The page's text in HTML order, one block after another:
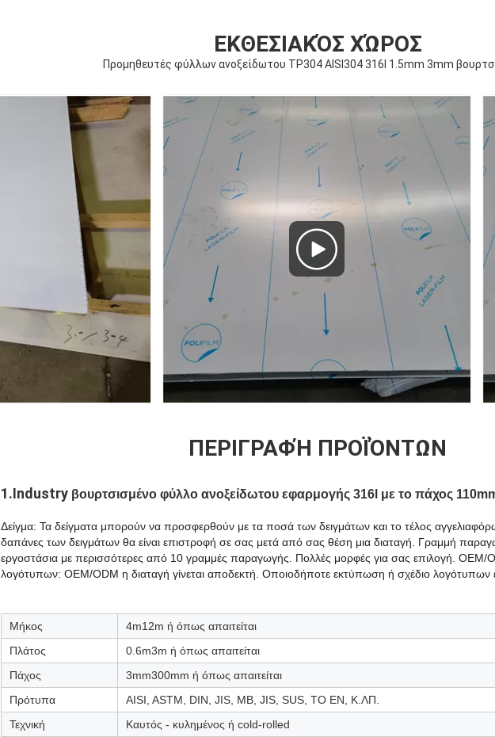
ΕΚΘΕΣΙΑΚΌΣ ΧΏΡΟΣ
Προμηθευτές φύλλων ανοξείδωτου TP304 AISI304 316l 1.5mm 3mm
ΠΕΡΙΓΡΑΦΉ ΠΡΟΪΌΝΤΩΝ
1.Industry βουρτσισμένο φύλλο ανοξείδωτου εφαρμογής 316l με το πάχος
Δείγμα: Τα δείγματα μπορούν να προσφερθούν με τα ποσά των δειγμάτων και το τέλος
δαπάνες των δειγμάτων θα είναι επιστροφή σε σας μετά από σας θέση μια διαταγή. Γραμμή
εργοστάσια με περισσότερες από 10 γραμμές παραγωγής. Πολλές μορφές για σας επιλογή. OEM/
λογότυπων: OEM/ODM η διαταγή γίνεται αποδεκτή. Οποιοδήποτε εκτύπωση ή σχέδιο λογότυπων
Μήκος
4m12m ή όπως απαιτείται
Πλάτος
0.6m3m ή όπως απαιτείται
Πάχος
3mm300mm ή όπως απαιτείται
Πρότυπα
AISI, ASTM, DIN, JIS, ΜΒ, JIS, SUS, ΤΟ EN, Κ.ΛΠ.
Τεχνική
Καυτός - κυλημένος ή cold-rolled